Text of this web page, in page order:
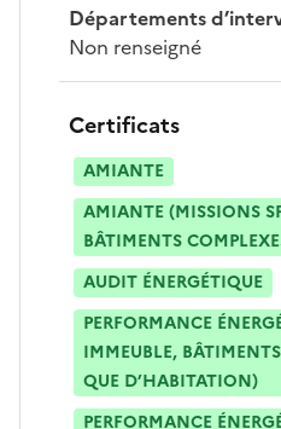
Départements
Non renseigné
Certificats
AMIANTE
AMIANTE (MISSIONS
BÂTIMENTS
AUDIT ÉNERGÉTIQUE
PERFORMANCE
IMMEUBLE,
QUE D’HABITATION)
PERFORMANCE